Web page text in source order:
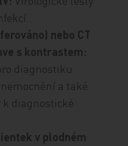
nebo CT
s kontrastem:
diagnostiku
a také
diagnostické
v plodném